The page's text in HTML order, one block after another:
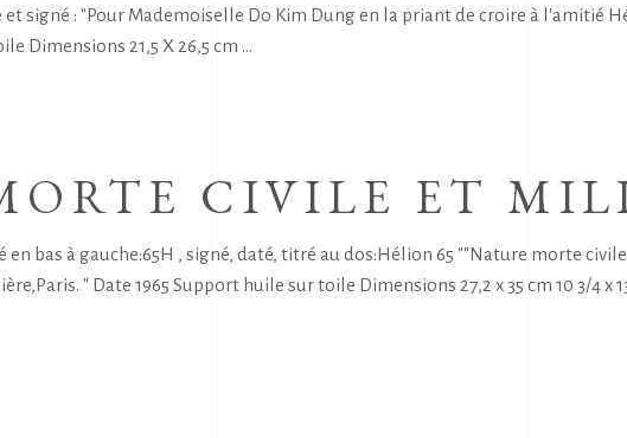
et signé : "Pour Mademoiselle Do Kim Dung en la priant de croire à l'amitié
Dimensions 21,5 X 26,5 cm
CIVILE ET
en bas à gauche:65H , signé, daté, titré au dos:Hélion 65 ""Nature morte
" Date 1965 Support huile sur toile Dimensions 27,2 x 35 cm 10 3/4 x